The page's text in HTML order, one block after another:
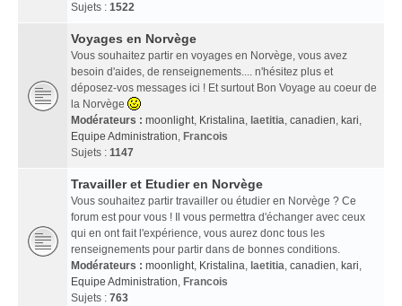
Sujets : 1522
Voyages en Norvège
Vous souhaitez partir en voyages en Norvège, vous avez
besoin d'aides, de renseignements.... n'hésitez plus et
déposez-vos messages ici ! Et surtout Bon Voyage au coeur de
la Norvège
Modérateurs : moonlight, Kristalina, laetitia, canadien, kari,
Equipe Administration, Francois
Sujets : 1147
Travailler et Etudier en Norvège
Vous souhaitez partir travailler ou étudier en Norvège ? Ce
forum est pour vous ! Il vous permettra d'échanger avec ceux
qui en ont fait l'expérience, vous aurez donc tous les
renseignements pour partir dans de bonnes conditions.
Modérateurs : moonlight, Kristalina, laetitia, canadien, kari,
Equipe Administration, Francois
Sujets : 763